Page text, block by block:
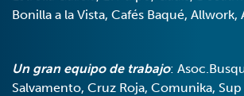
Bonilla a la Vista, Cafés Baqué, Allwork,
Un gran equipo de trabajo:
Salvamento, Cruz Roja, Comunika, Sup